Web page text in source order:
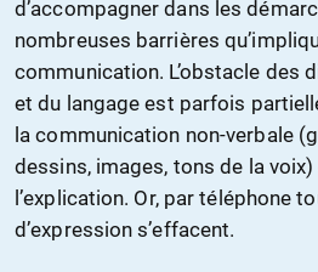
d’accompagner dans les
nombreuses barrières
communication. L’obstacle des
et du langage est parfois
la communication non-verbale
dessins, images, tons de la
l’explication. Or, par téléphone
d’expression s’effacent.